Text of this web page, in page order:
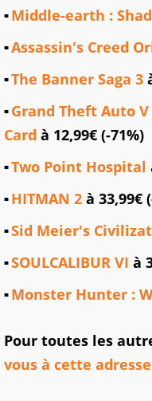
Middle-earth :
Assassin's Creed
The Banner Saga 3
Grand Theft Auto
Card à 12,99€ (-71%)
Two Point Hospital
HITMAN 2 à 33,99€
Sid Meier's
SOULCALIBUR VI à
Monster Hunter :
Pour toutes les
vous à cette adresse